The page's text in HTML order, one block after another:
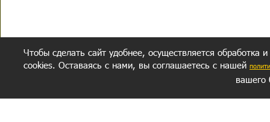
Чтобы сделать сайт удобнее, осуществляется обработка
cookies. Оставаясь с нами, вы соглашаетесь с нашей
вашего